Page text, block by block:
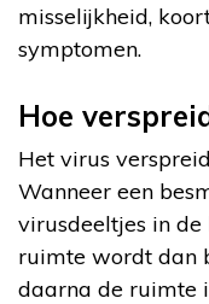
misselijkheid,
symptomen.
Hoe
Het virus
Wanneer een
virusdeeltjes in de
ruimte wordt dan
daarna de ruimte